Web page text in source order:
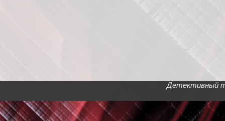
Детективный